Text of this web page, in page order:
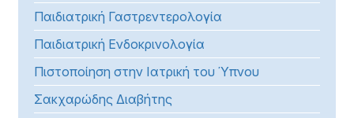
Παιδιατρική Γαστρεντερολογία
Παιδιατρική Ενδοκρινολογία
Πιστοποίηση στην Ιατρική του Ύπνου
Σακχαρώδης Διαβήτης